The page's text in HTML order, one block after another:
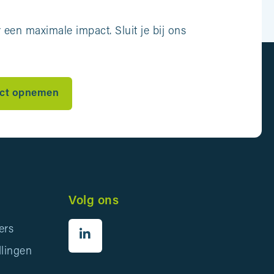
maximale impact. Sluit je bij ons
opnemen
Volg ons